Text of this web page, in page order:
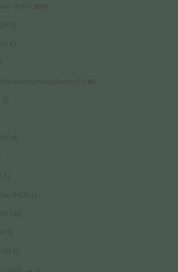
(MKD ден)
€)
€)
Autonomiegebiete (ILS ₪)
₱)
(MDL L)
Lei)
€)
€)